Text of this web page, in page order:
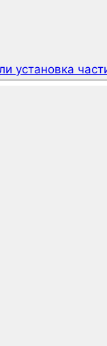
установка